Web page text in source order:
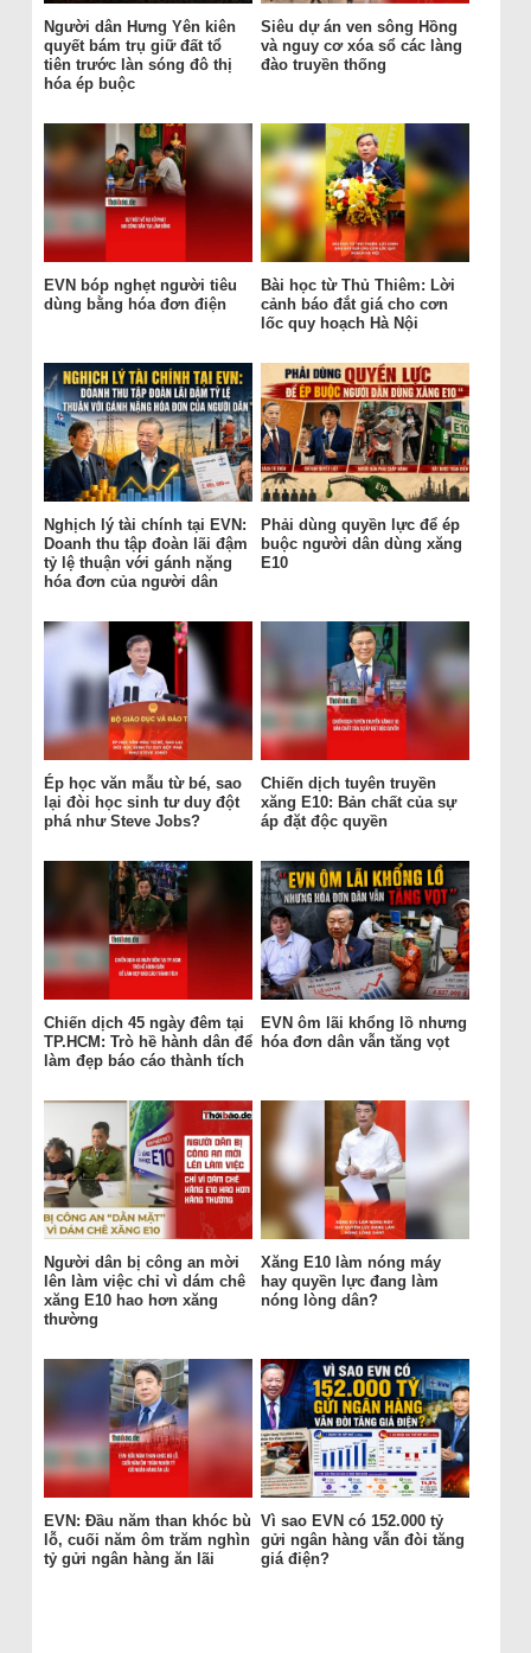
Người dân Hưng Yên kiên
quyết bám trụ giữ đất tổ
tiên trước làn sóng đô thị
hóa ép buộc
Siêu dự án ven sông Hồng
và nguy cơ xóa sổ các làng
đào truyền thống
EVN bóp nghẹt người tiêu
dùng bằng hóa đơn điện
Bài học từ Thủ Thiêm: Lời
cảnh báo đắt giá cho cơn
lốc quy hoạch Hà Nội
Nghịch lý tài chính tại EVN:
Doanh thu tập đoàn lãi đậm
tỷ lệ thuận với gánh nặng
hóa đơn của người dân
Phải dùng quyền lực để ép
buộc người dân dùng xăng
E10
Ép học văn mẫu từ bé, sao
lại đòi học sinh tư duy đột
phá như Steve Jobs?
Chiến dịch tuyên truyền
xăng E10: Bản chất của sự
áp đặt độc quyền
Chiến dịch 45 ngày đêm tại
TP.HCM: Trò hề hành dân để
làm đẹp báo cáo thành tích
EVN ôm lãi khổng lồ nhưng
hóa đơn dân vẫn tăng vọt
Người dân bị công an mời
lên làm việc chỉ vì dám chê
xăng E10 hao hơn xăng
thường
Xăng E10 làm nóng máy
hay quyền lực đang làm
nóng lòng dân?
EVN: Đầu năm than khóc bù
lỗ, cuối năm ôm trăm nghìn
tỷ gửi ngân hàng ăn lãi
Vì sao EVN có 152.000 tỷ
gửi ngân hàng vẫn đòi tăng
giá điện?